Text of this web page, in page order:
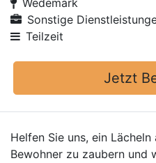
Wedemark
Sonstige
Teilzeit
Jetzt
Helfen Sie uns, ein
Bewohner zu zaubern und